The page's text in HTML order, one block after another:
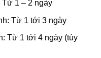
1 – 2 ngày
Từ 1 tới 3 ngày
Từ 1 tới 4 ngày (tùy